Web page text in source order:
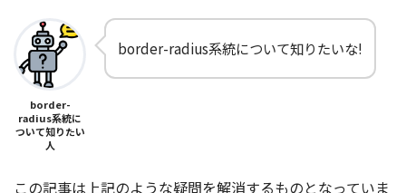
border-
radius系統に
ついて知りたい
人
border-radius系統について知りたいな!
この記事は上記のような疑問を解消するものとなっていま